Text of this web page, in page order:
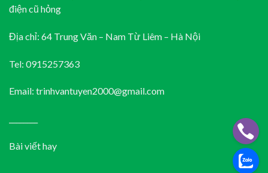
điện cũ hỏng
Địa chỉ: 64 Trung Văn – Nam Từ Liêm – Hà Nội
Tel: 0915257363
Email: trinhvantuyen2000@gmail.com
Bài viết hay